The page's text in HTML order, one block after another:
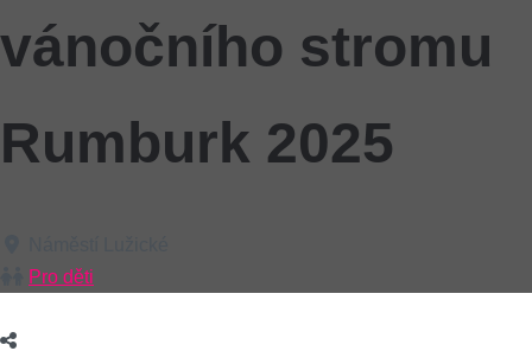
vánočního stromu
Rumburk 2025
Pro děti